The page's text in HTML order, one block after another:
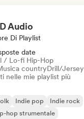
Audio
Di Playlist
date
/ Lo-fi Hip-Hop
countryDrill/Jersey
nelle mie playlist più
Indie pop
Indie rock
hop strumentale